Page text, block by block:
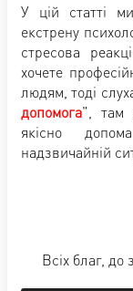
У цій статті
екстрену
стресова
хочете
людям, тоді
допомога", там
якісно
надзвичайній
Всіх благ, до